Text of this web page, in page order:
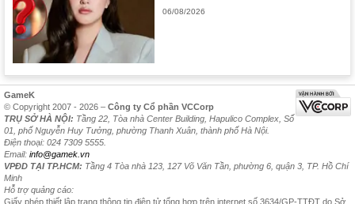
06/08/2026
GameK
© Copyright 2007 - 2026 – Công ty Cổ phần VCCorp
TRỤ SỞ HÀ NỘI: Tầng 22, Tòa nhà Center Building, Hapulico Complex, Số
01, phố Nguyễn Huy Tưởng, phường Thanh Xuân, thành phố Hà Nội.
Điện thoại: 024 7309 5555.
Email: info@gamek.vn
VPĐD TẠI TP.HCM: Tầng 4 Tòa nhà 123, 127 Võ Văn Tần, phường 6, quận 3, TP. Hồ Chí
Minh
Hỗ trợ quảng cáo:
Giấy phép thiết lập trang thông tin điện tử tổng hợp trên internet số 3634/GP-TTĐT do Sở